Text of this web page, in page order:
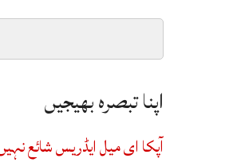
اپنا تبصرہ بھیجیں
آپکا ای میل ایڈریس شائع